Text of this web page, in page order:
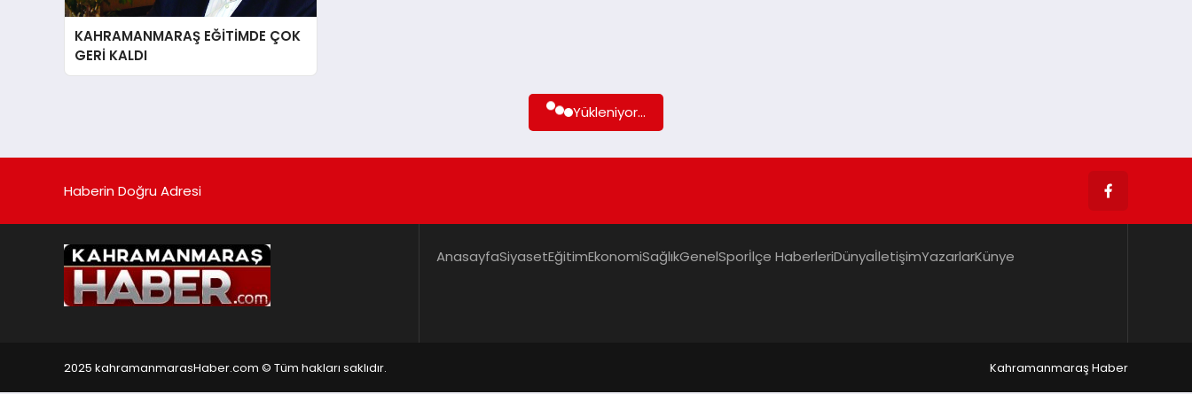
KAHRAMANMARAŞ EĞİTİMDE ÇOK
GERİ KALDI
Yükleniyor...
Haberin Doğru Adresi
AnasayfaSiyasetEğitimEkonomiSağlıkGenelSporİlçe HaberleriDünyaİletişimYazarlarKünye
2025 kahramanmarasHaber.com © Tüm hakları saklıdır. Kahramanmaraş Haber